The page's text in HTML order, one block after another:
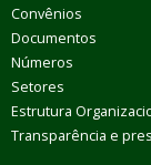
Convênios
Documentos
Números
Setores
Estrutura
Transparência e